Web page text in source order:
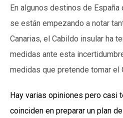
En algunos destinos de España
se están empezando a notar
Canarias, el Cabildo insular ha
medidas ante esta
medidas que pretende tomar el
Hay varias opiniones pero casi
coinciden en preparar un plan